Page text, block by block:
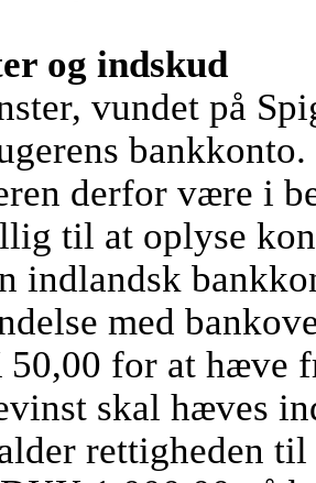
og indskud
vundet på
derfor være i
til at oplyse
indlandsk
med
for at hæve
skal hæves
rettigheden til